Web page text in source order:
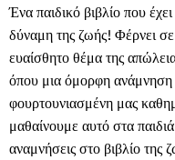
Ένα παιδικό βιβλίο που
δύναμη της ζωής! Φέρνει
ευαίσθητο θέμα της
όπου μια όμορφη ανάμνηση
φουρτουνιασμένη μας
μαθαίνουμε αυτό στα
αναμνήσεις στο βιβλίο της